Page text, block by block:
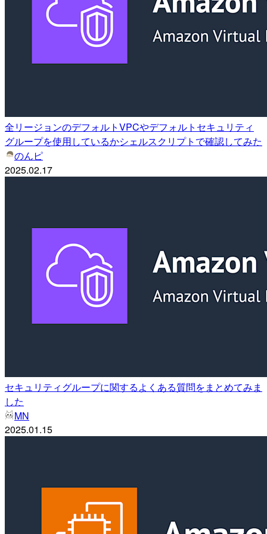
全リージョンのデフォルトVPCやデフォルトセキュリティ
グループを使用しているかシェルスクリプトで確認してみた
のんピ
2025.02.17
セキュリティグループに関するよくある質問をまとめてみま
した
MN
2025.01.15